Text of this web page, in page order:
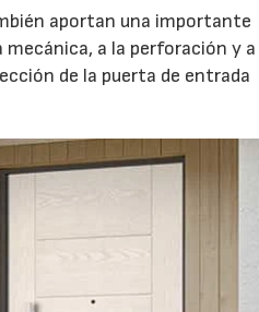
aportan una importante
a la perforación y a
de la puerta de entrada